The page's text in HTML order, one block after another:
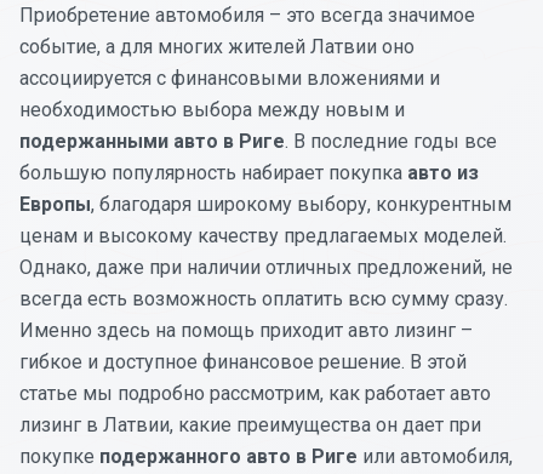
Приобретение автомобиля – это всегда значимое
событие, а для многих жителей Латвии оно
ассоциируется с финансовыми вложениями и
необходимостью выбора между новым и
подержанными авто в Риге. В последние годы все
большую популярность набирает покупка авто из
Европы, благодаря широкому выбору, конкурентным
ценам и высокому качеству предлагаемых моделей.
Однако, даже при наличии отличных предложений, не
всегда есть возможность оплатить всю сумму сразу.
Именно здесь на помощь приходит авто лизинг –
гибкое и доступное финансовое решение. В этой
статье мы подробно рассмотрим, как работает авто
лизинг в Латвии, какие преимущества он дает при
покупке подержанного авто в Риге или автомобиля,